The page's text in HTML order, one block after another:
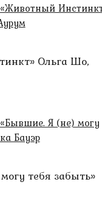
Ольга Шо,
тебя забыть»